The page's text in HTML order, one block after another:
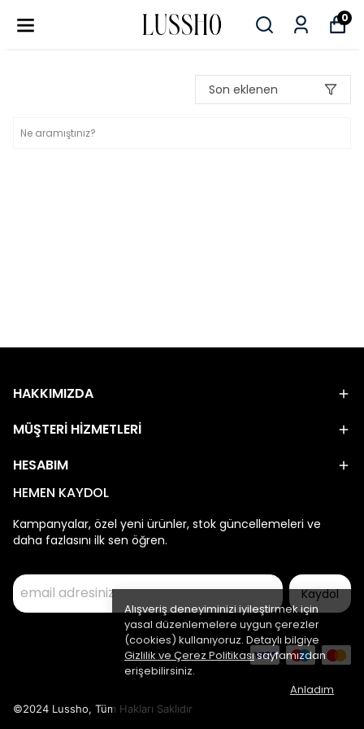
0
Alışveriş deneyiminizi iyileştirmek için
yasal düzenlemelere uygun çerezler
(cookies) kullanıyoruz. Detaylı bilgiye
Gizlilik ve Çerez Politikasısayfamızdan
erişebilirsiniz.
Anladım
Son eklenen
HAKKIMIZDA
MÜŞTERİ HİZMETLERİ
HESABIM
HEMEN KAYDOL
Kampanyalar, özel yeni ürünler, stok güncellemeleri ve
daha fazlasını ilk sen öğren.
Kaydol
©2024 Lussho, Tüm Hakları Saklıdır